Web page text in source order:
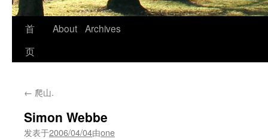
首
页
About Archives
← 爬山.
Simon Webbe
发表于2006/04/04由one